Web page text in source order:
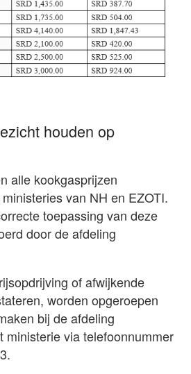
houden op
alle kookgasprijzen
van NH en EZOTI.
toepassing van deze
door de afdeling
of afwijkende
worden opgeroepen
bij de afdeling
ministerie via telefoonnummer